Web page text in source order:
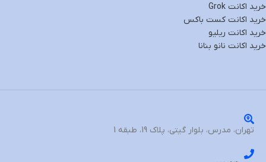
خرید اکانت Grok
خرید اکانت کست باکس
خرید اکانت ریلیو
خرید اکانت نانو بنانا
تهران، مدرس، بلوار گیتی، پلاک 19، طبقه 1